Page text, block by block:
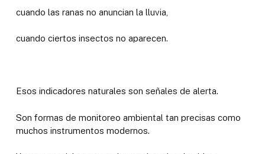
cuando las ranas no anuncian la lluvia,
cuando ciertos insectos no aparecen.
Esos indicadores naturales son señales de alerta.
Son formas de monitoreo ambiental tan precisas como
muchos instrumentos modernos.